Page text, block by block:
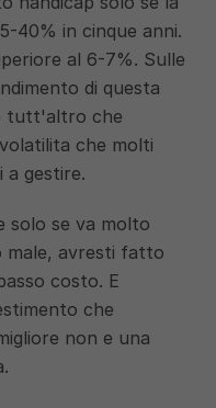
40% in cinque anni.
al 6-7%. Sulle
di questa
tutt'altro che
che molti
gestire.
solo se va molto
male, avresti fatto
costo. E
che
non e una